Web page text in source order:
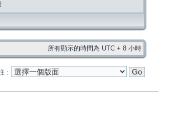
所有顯示的時間為 UTC + 8 小時
: